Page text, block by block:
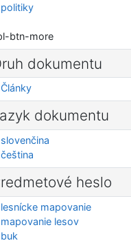
politiky
btn-more
dokumentu
Články
dokumentu
slovenčina
čeština
heslo
lesnícke mapovanie
mapovanie lesov
buk